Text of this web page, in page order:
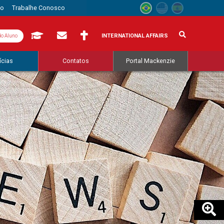
Trabalhe Conosco
Aluno INTERNATIONAL AFFAIRS
Contatos Portal Mackenzie